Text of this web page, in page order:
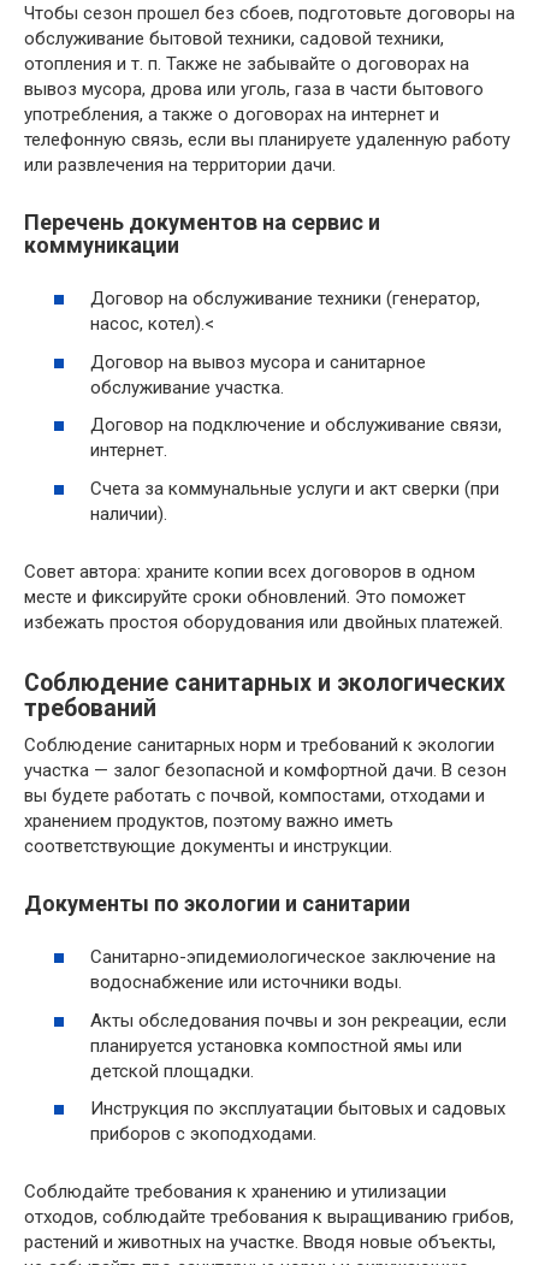
Чтобы сезон прошел без сбоев, подготовьте договоры на
обслуживание бытовой техники, садовой техники,
отопления и т. п. Также не забывайте о договорах на
вывоз мусора, дрова или уголь, газа в части бытового
употребления, а также о договорах на интернет и
телефонную связь, если вы планируете удаленную работу
или развлечения на территории дачи.
Перечень документов на сервис и
коммуникации
Договор на обслуживание техники (генератор,
насос, котел).<
Договор на вывоз мусора и санитарное
обслуживание участка.
Договор на подключение и обслуживание связи,
интернет.
Счета за коммунальные услуги и акт сверки (при
наличии).
Совет автора: храните копии всех договоров в одном
месте и фиксируйте сроки обновлений. Это поможет
избежать простоя оборудования или двойных платежей.
Соблюдение санитарных и экологических
требований
Соблюдение санитарных норм и требований к экологии
участка — залог безопасной и комфортной дачи. В сезон
вы будете работать с почвой, компостами, отходами и
хранением продуктов, поэтому важно иметь
соответствующие документы и инструкции.
Документы по экологии и санитарии
Санитарно-эпидемиологическое заключение на
водоснабжение или источники воды.
Акты обследования почвы и зон рекреации, если
планируется установка компостной ямы или
детской площадки.
Инструкция по эксплуатации бытовых и садовых
приборов с экоподходами.
Соблюдайте требования к хранению и утилизации
отходов, соблюдайте требования к выращиванию грибов,
растений и животных на участке. Вводя новые объекты,